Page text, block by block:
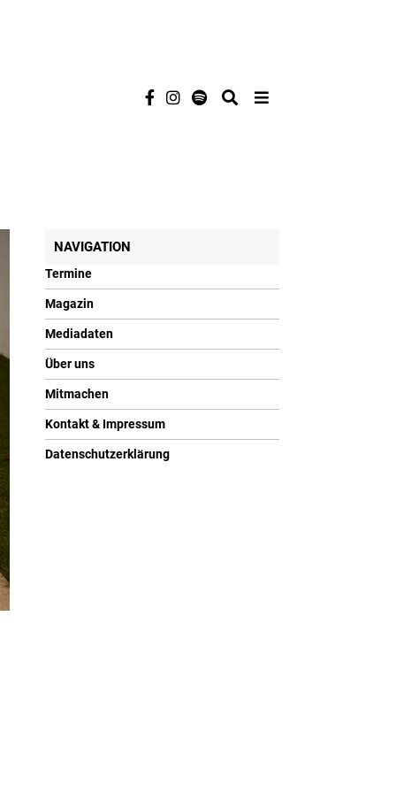
NAVIGATION
Termine
Magazin
Mediadaten
Über uns
Mitmachen
Kontakt & Impressum
Datenschutzerklärung